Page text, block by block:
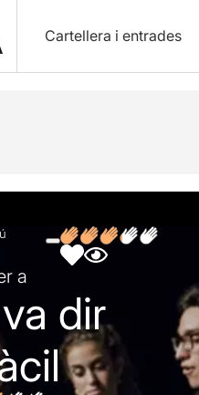
Cartellera i entrades
Fotos i vídeos
a
dir